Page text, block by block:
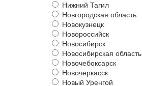
Нижний Тагил
Новгородская область
Новокузнецк
Новороссийск
Новосибирск
Новосибирская область
Новочебоксарск
Новочеркасск
Новый Уренгой